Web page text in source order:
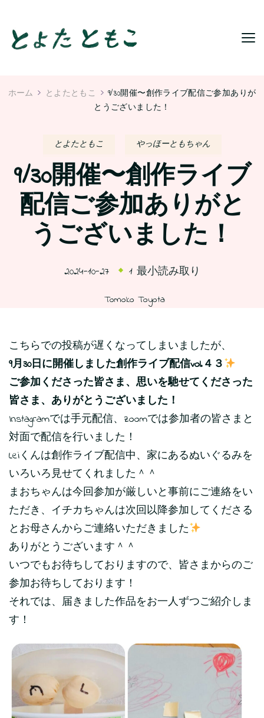
ホーム とよたともこ
9/30開催〜創作ライブ配信ご参加ありが
とうございました！
とよたともこ やっほーともちゃん
9/30開催〜創作ライブ
配信ご参加ありがと
うございました！
2024-10-27 1 最小読み取り
Tomoko Toyota
こちらでの投稿が遅くなってしまいましたが、
9月30日に開催しました創作ライブ配信vol.４３
ご参加くださった皆さま、思いを馳せてくださった
皆さま、ありがとうございました！
Instagramでは手元配信、zoomでは参加者の皆さまと
対面で配信を行いました！
Leiくんは創作ライブ配信中、家にあるぬいぐるみを
いろいろ見せてくれました＾＾
まおちゃんは今回参加が厳しいと事前にご連絡をい
ただき、イチカちゃんは次回以降参加してくださる
とお母さんからご連絡いただきました
ありがとうございます＾＾
いつでもお待ちしておりますので、皆さまからのご
参加お待ちしております！
それでは、届きました作品をお一人ずつご紹介しま
す！